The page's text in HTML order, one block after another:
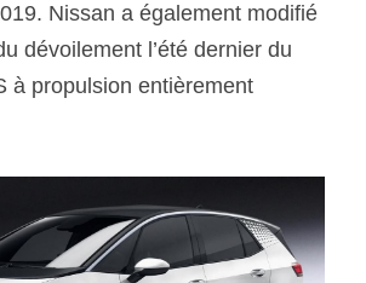
Nissan a également modifié
dévoilement l’été dernier du
à propulsion entièrement